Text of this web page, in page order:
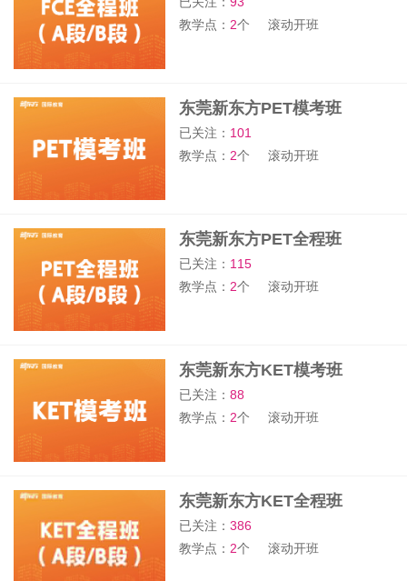
教学点：2个 滚动开班
东莞新东方PET模考班
已关注： 101
教学点： 2个 滚动开班
东莞新东方PET全程班
已关注： 115
教学点： 2个 滚动开班
东莞新东方KET模考班
已关注：88
教学点： 2个 滚动开班
东莞新东方KET全程班
已关注：386
教学点： 2个 滚动开班